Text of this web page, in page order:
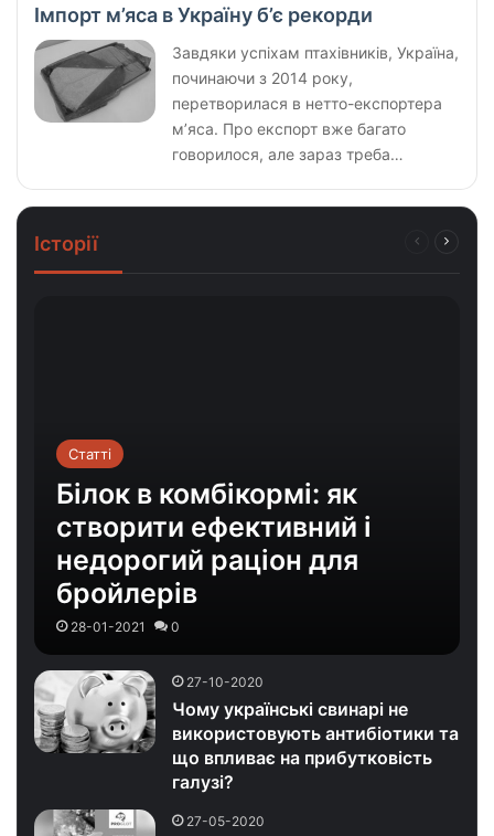
Імпорт м’яса в Україну б’є рекорди
Завдяки успіхам птахівників, Україна,
починаючи з 2014 року,
перетворилася в нетто-експортера
м’яса. Про експорт вже багато
говорилося, але зараз треба…
Історії
Попередня
Статті
Білок в комбікормі: як
створити ефективний і
недорогий раціон для
бройлерів
28-01-2021 0
27-10-2020
Чому українські свинарі не
використовують антибіотики та
що впливає на прибутковість
галузі?
27-05-2020